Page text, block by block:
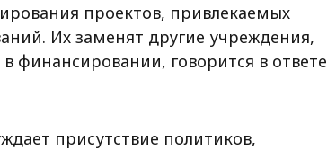
проектов, привлекаемых
Их заменят другие учреждения,
финансировании, говорится в ответе
присутствие политиков,